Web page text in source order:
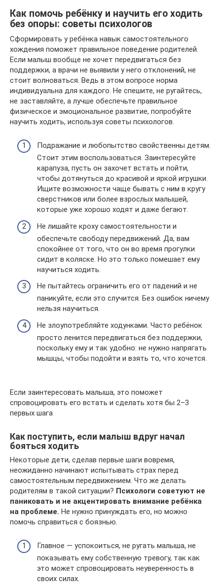
Как помочь ребёнку и научить его ходить
без опоры: советы психологов
Сформировать у ребёнка навык самостоятельного
хождения поможет правильное поведение родителей.
Если малыш вообще не хочет передвигаться без
поддержки, а врачи не выявили у него отклонений, не
стоит волноваться. Ведь в этом вопросе норма
индивидуальна для каждого. Не спешите, не ругайтесь,
не заставляйте, а лучше обеспечьте правильное
физическое и эмоциональное развитие, попробуйте
научить ходить, используя советы психологов.
Подражание и любопытство свойственны детям.
Стоит этим воспользоваться. Заинтересуйте
карапуза, пусть он захочет встать и пойти,
чтобы дотянуться до красивой и яркой игрушки.
Ищите возможности чаще бывать с ним в кругу
сверстников или более взрослых малышей,
которые уже хорошо ходят и даже бегают.
Не лишайте кроху самостоятельности и
обеспечьте свободу передвижений. Да, вам
спокойнее от того, что он во время прогулки
сидит в коляске. Но это только помешает ему
научиться ходить.
Не пытайтесь ограничить его от падений и не
паникуйте, если это случится. Без ошибок ничему
нельзя научиться.
Не злоупотребляйте ходунками. Часто ребёнок
просто ленится передвигаться без поддержки,
поскольку ему и так удобно: не нужно напрягать
мышцы, чтобы подойти и взять то, что хочется.
Если заинтересовать малыша, это поможет
спровоцировать его встать и сделать хотя бы 2–3
первых шага
Как поступить, если малыш вдруг начал
бояться ходить
Некоторые дети, сделав первые шаги вовремя,
неожиданно начинают испытывать страх перед
самостоятельным передвижением. Что же делать
родителям в такой ситуации? Психологи советуют не
паниковать и не акцентировать внимание ребёнка
на проблеме. Не нужно принуждать его, но можно
помочь справиться с боязнью.
Главное — успокоиться, не ругать малыша, не
показывать ему собственную тревогу, так как
это может спровоцировать неуверенность в
своих силах.